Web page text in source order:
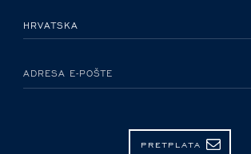
ADRESA E-POŠTE
PRETPLATA